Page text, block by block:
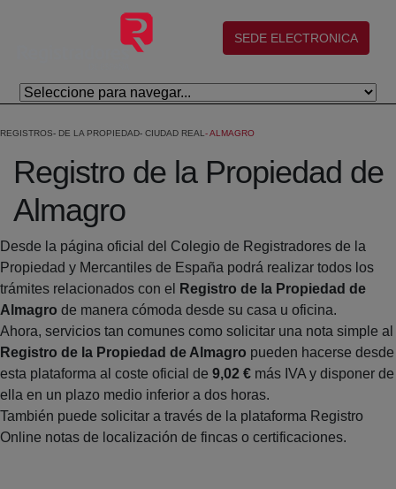
Eduki nagusira joan
(abre en nueva ventana)
SEDE ELECTRONICA
REGISTROS DE LA PROPIEDAD CIUDAD REAL ALMAGRO
Registro de la Propiedad de
Almagro
Desde la página oficial del Colegio de Registradores de la
Propiedad y Mercantiles de España podrá realizar todos los
trámites relacionados con el
Registro de la Propiedad de
Almagro de manera cómoda desde su casa u oficina.
Ahora, servicios tan comunes como solicitar una nota simple al
Registro de la Propiedad de Almagro pueden hacerse desde
esta plataforma al coste oficial de 9,02 € más IVA y disponer de
ella en un plazo medio inferior a dos horas.
También puede solicitar a través de la plataforma Registro
Online notas de localización de fincas o certificaciones.